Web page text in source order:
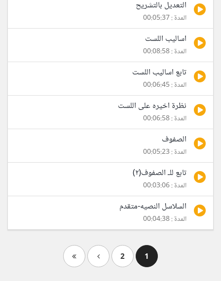
التعديل بالتشريح
المدة : 00:05:37
اساليب اللست
المدة : 00:08:58
تابع اساليب اللست
المدة : 00:06:45
نظرة اخيره على اللست
المدة : 00:06:58
الصفوف
المدة : 00:05:23
تابع للـ الصفوف(٢)
المدة : 00:03:06
السلاسل النصيه-متقدم
المدة : 00:04:38
1
2